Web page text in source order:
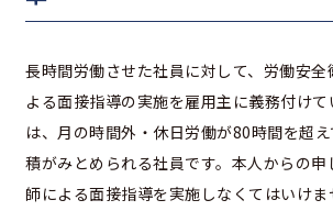
長時間労働させた社員に対して、労働安全
よる面接指導の実施を雇用主に義務付け
は、月の時間外・休日労働が80時間を超
積がみとめられる社員です。本人からの申
師による面接指導を実施しなくてはいけま